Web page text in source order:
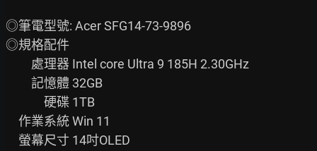
◎筆電型號: Acer SFG14-73-9896
◎規格配件
處理器 Intel core Ultra 9 185H 2.30GHz
記憶體 32GB
硬碟 1TB
作業系統 Win 11
螢幕尺寸 14吋OLED